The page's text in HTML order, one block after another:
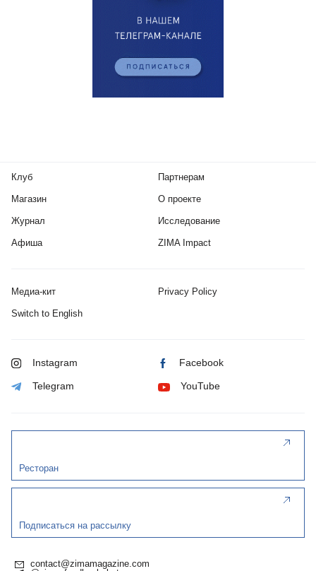
Клуб
Магазин
Журнал
Афиша
Партнерам
О проекте
Исследование
ZIMA Impact
Медиа-кит Privacy Policy
Switch to English
Instagram Facebook
Telegram YouTube
Ресторан
Подписаться на рассылку
contact@zimamagazine.com